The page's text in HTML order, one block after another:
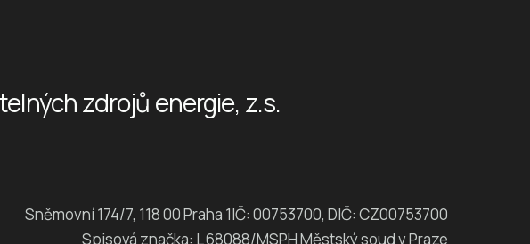
zdrojů energie, z.s.
Sněmovní 174/7, 118 00 Praha 1IČ: 00753700, DIČ: CZ00753700
Spisová značka: L 68088/MSPH Městský soud v Praze